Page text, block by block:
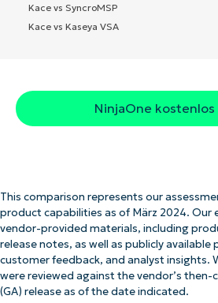
Kace vs SyncroMSP
Kace vs Kaseya VSA
NinjaOne
This comparison represents our
product capabilities as of März 2024. Our
vendor-provided materials, including
release notes, as well as publicly
customer feedback, and analyst insights.
were reviewed against the vendor’s then-
(GA) release as of the date indicated.